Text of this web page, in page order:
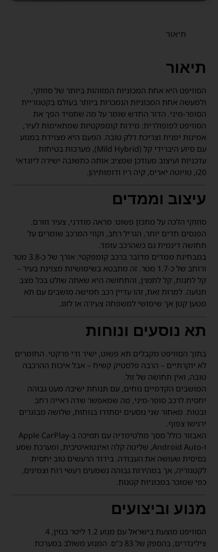
תיאור
תיאור
הסוויפט היא אחת המכוניות המזוהות ביותר של סוזוקי,
ולמעשה אחת המכוניות הנמכרות ביותר בעולם בקטגוריית
הסופר-מיני. הדור החדש שומר על מה שתמיד הפך את
הסוויפט לפופולרית: מידות קומפקטיות שמתאימות לעיר,
אמינות יפנית וצריכת דלק טובה. הפעם היא מצוידת במנוע
עם סיוע היברידי קל (Mild Hybrid), מערכות בטיחות
עדכניות ועיצוב מעודכן שמציב אותה כתשובה ישירה ליונדאי
i20, טויוטה יאריס, קיה ריו ודומותיהן.
עיצוב וממדים
סוזוקי הלכה על מתכון פשוט: מראה מודרני, צעיר וזורם.
הפנסים חדים יותר, הגריל רחב, וקווי המרכב שומרים על
תחושה דינמית גם כשהרכב עומד.
במבחינת ממדים מדובר ברכב קומפקטי: אורך של כ-3.8 מטר
ורוחב של כ-1.7 מטר. זה מתבטא בשימושיות מצוינת בעיר –
קל לחנות, קל לתמרן, והתחושה היא שאתה שולט בכל מצב
תנועה. למרות זאת, זהו עדיין רכב חמישה מושבים עם תא
מטען קטן אך שימושי למשפחה צעירה או לזוג.
תא נוסעים ונוחות
בתוך הסוויפט מקבלים תא פשוט, ישיר ודי פרקטי. החומרים
לא יוקרתיים – הרבה פלסטיק קשיח – אבל איכות ההרכבה
טובה, ואין תחושה של זול.
המושבים הקדמיים נוחים, עם תנוחת ישיבה מעט גבוהה
יחסית לרכב סופר-מיני, מה שמאפשר שדה ראייה רחב
ובטוח. מאחור שני נוסעים יסתדרו בנוחות, שלושה מבוגרים
ירגישו צפוף.
האבזור כולל מסך מולטימדיה עם תמיכה ב-Apple CarPlay
ו-Android Auto, שליטה קלה ואינטואיטיבית, ומערכת שמע
בסיסית שעושה את העבודה. בידוד הרעשים טוב יחסית
לקטגוריה, אך במהירות גבוהה נשמעים רעשי רוח וצמיגים,
כפי שמוכר במכוניות קטנות.
מנוע וביצועים
הסוויפט מוצעת בישראל עם מנוע 1.2 ליטר בנזין, 4
צילינדרים, בהספק של 83 כ"ס. המנוע משולב במערכת